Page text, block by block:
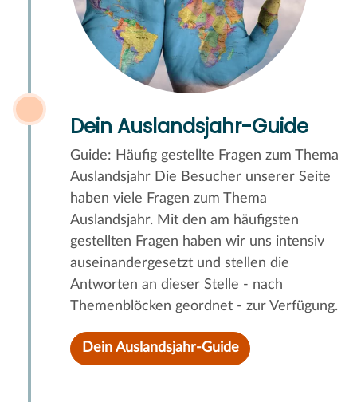
Dein Auslandsjahr-Guide
Guide: Häufig gestellte Fragen zum Thema
Auslandsjahr Die Besucher unserer Seite
haben viele Fragen zum Thema
Auslandsjahr. Mit den am häufigsten
gestellten Fragen haben wir uns intensiv
auseinandergesetzt und stellen die
Antworten an dieser Stelle - nach
Themenblöcken geordnet - zur Verfügung.
Dein Auslandsjahr-Guide